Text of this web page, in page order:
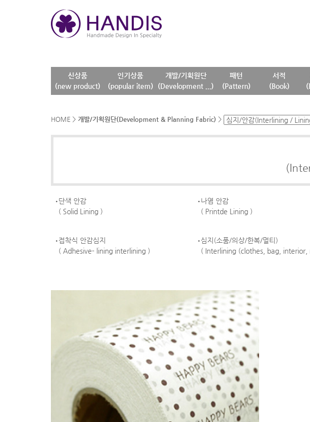
신상품
(new product)
인기상품
(popular item)
개발/기획원단
(Development ...)
패턴
(Pattern)
서적
(Book)
HOME > 개발/기획원단(Development & Planning Fabric) >
단색 안감
( Solid Lining )
나염 안감
( Printde Lining )
접착식 안감심지
( Adhesive- lining interlining )
심지(소품/의상/한복/멀티)
( Interlining (clothes, bag, interior,